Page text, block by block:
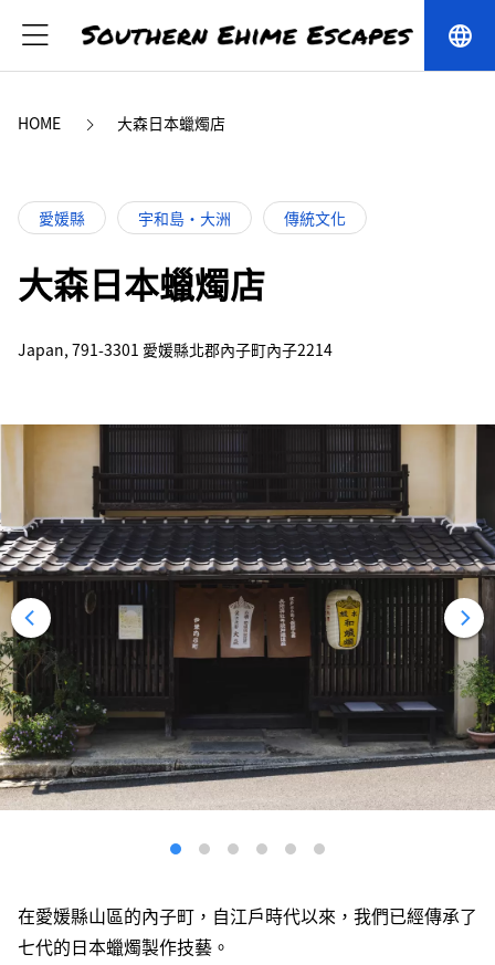
language
HOME 大森日本蠟燭店
愛媛縣 宇和島・大洲 傳統文化
大森日本蠟燭店
Japan, 791-3301 愛媛縣北郡內子町內子2214
在愛媛縣山區的內子町，自江戶時代以來，我們已經傳承了
七代的日本蠟燭製作技藝。